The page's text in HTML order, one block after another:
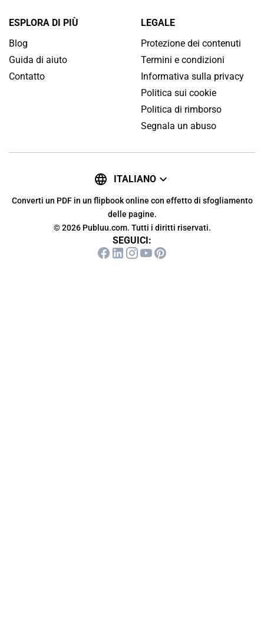
ESPLORA DI PIÙ
Blog
Guida di aiuto
Contatto
LEGALE
Protezione dei contenuti
Termini e condizioni
Informativa sulla privacy
Politica sui cookie
Politica di rimborso
Segnala un abuso
ITALIANO
Converti un PDF in un flipbook online con effetto di sfogliamento
delle pagine.
© 2026 Publuu.com. Tutti i diritti riservati.
SEGUICI: